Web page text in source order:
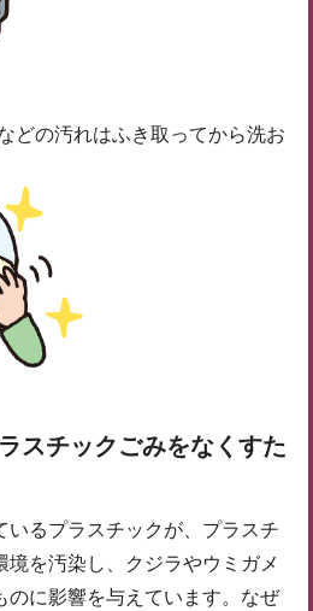
どの汚れはふき取ってから洗お
スチックごみをなくすた
いるプラスチックが、プラスチ
境を汚染し、クジラやウミガメ
のに影響を与えています。なぜ